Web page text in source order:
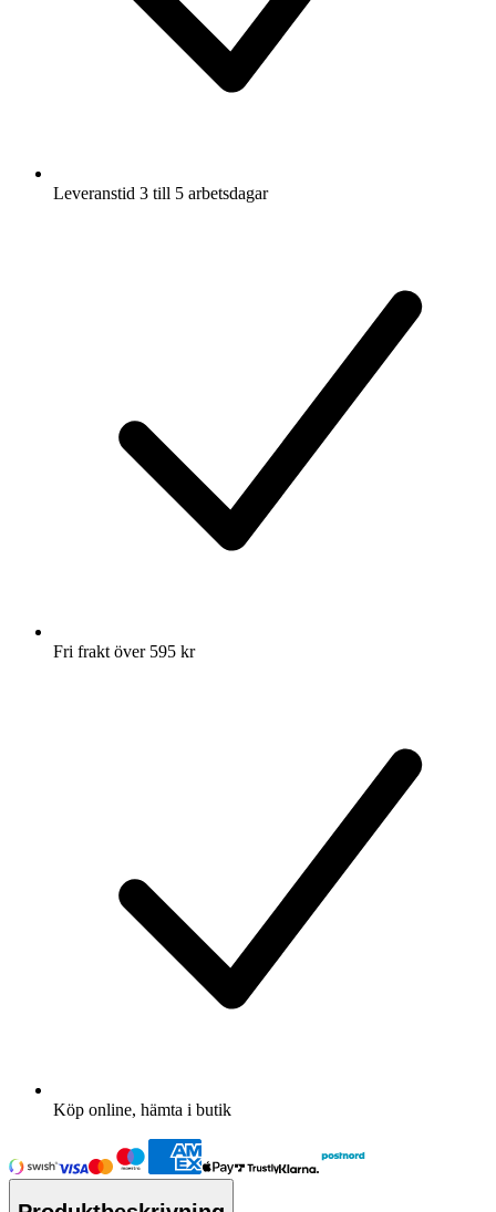
Leveranstid 3 till 5 arbetsdagar
Fri frakt över 595 kr
Köp online, hämta i butik